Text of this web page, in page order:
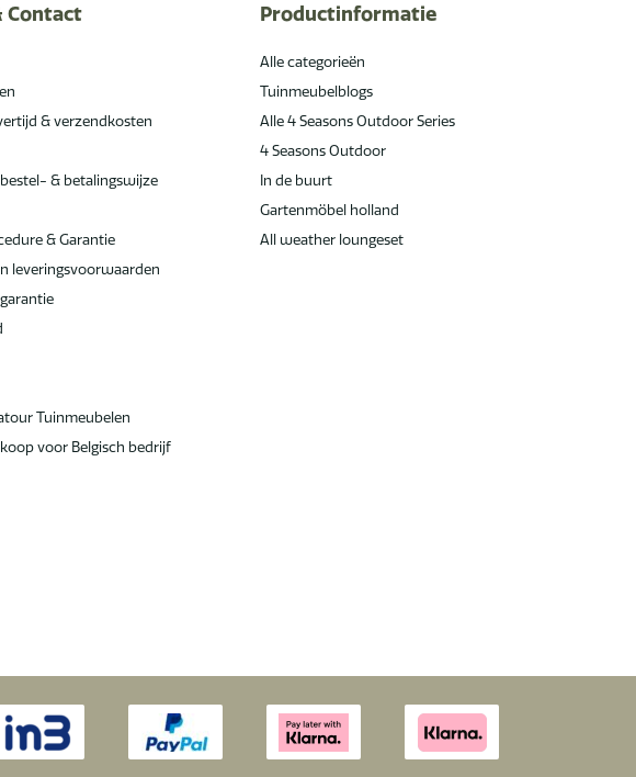
Contact
& verzendkosten
& betalingswijze
& Garantie
leveringsvoorwaarden
Tuinmeubelen
voor Belgisch bedrijf
Productinformatie
Alle categorieën
Tuinmeubelblogs
Alle 4 Seasons Outdoor Series
4 Seasons Outdoor
In de buurt
Gartenmöbel holland
All weather loungeset